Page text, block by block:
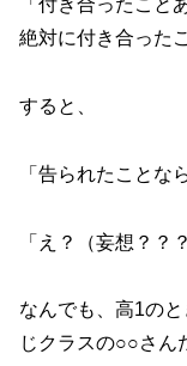
「付き合ったこと
絶対に付き合った
すると、
「告られたことな
「え？（妄想？？
なんでも、高1の
じクラスの○○さん